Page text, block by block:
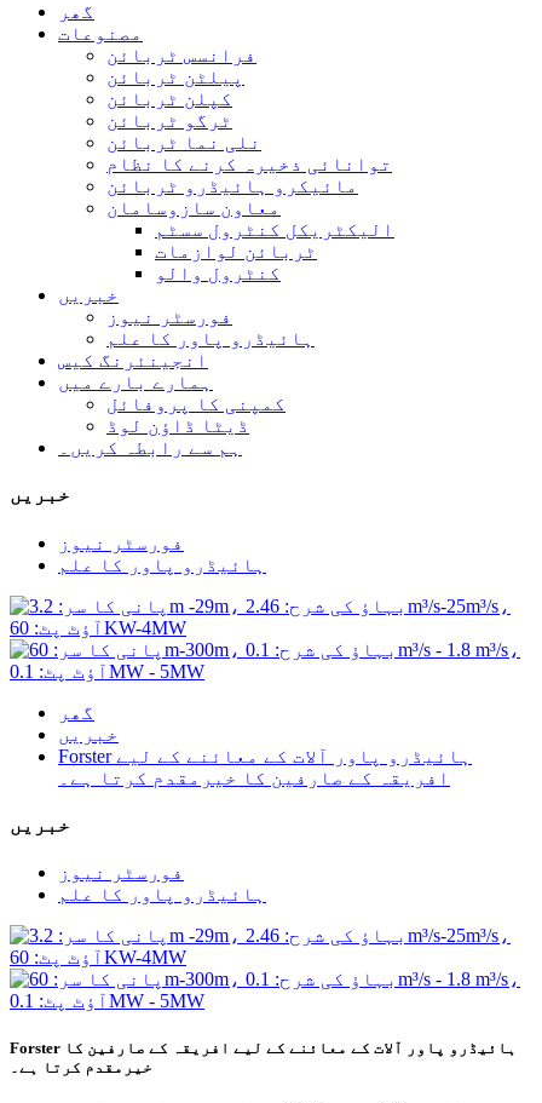
گھر
مصنوعات
فرانسس ٹربائن
پیلٹن ٹربائن
کپلن ٹربائن
ٹرگو ٹربائن
نلی نما ٹربائن
توانائی ذخیرہ کرنے کا نظام
مائیکرو ہائیڈرو ٹربائن
معاون سازوسامان
الیکٹریکل کنٹرول سسٹم
ٹربائن لوازمات
کنٹرول والو
خبریں
فورسٹر نیوز
ہائیڈرو پاور کا علم
انجینئرنگ کیس
ہمارے بارے میں
کمپنی کا پروفائل
ڈیٹا ڈاؤن لوڈ
ہم سے رابطہ کریں۔
خبریں
فورسٹر نیوز
ہائیڈرو پاور کا علم
گھر
خبریں
Forster ہائیڈرو پاور آلات کے معائنے کے لیے
افریقہ کے صارفین کا خیرمقدم کرتا ہے۔
خبریں
فورسٹر نیوز
ہائیڈرو پاور کا علم
Forster ہائیڈرو پاور آلات کے معائنے کے لیے افریقہ کے صارفین کا
خیرمقدم کرتا ہے۔